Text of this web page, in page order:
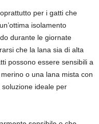
per i gatti che
isolamento
durante le giornate
che la lana sia di alta
possono essere sensibili a
o una lana mista con
ideale per